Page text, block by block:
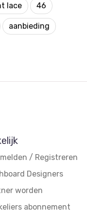
lace 46
aanbieding
/ Registreren
Designers
worden
abonnement